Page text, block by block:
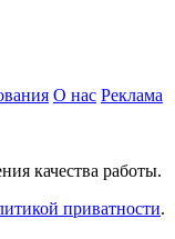
О нас Реклама
качества работы.
приватности.